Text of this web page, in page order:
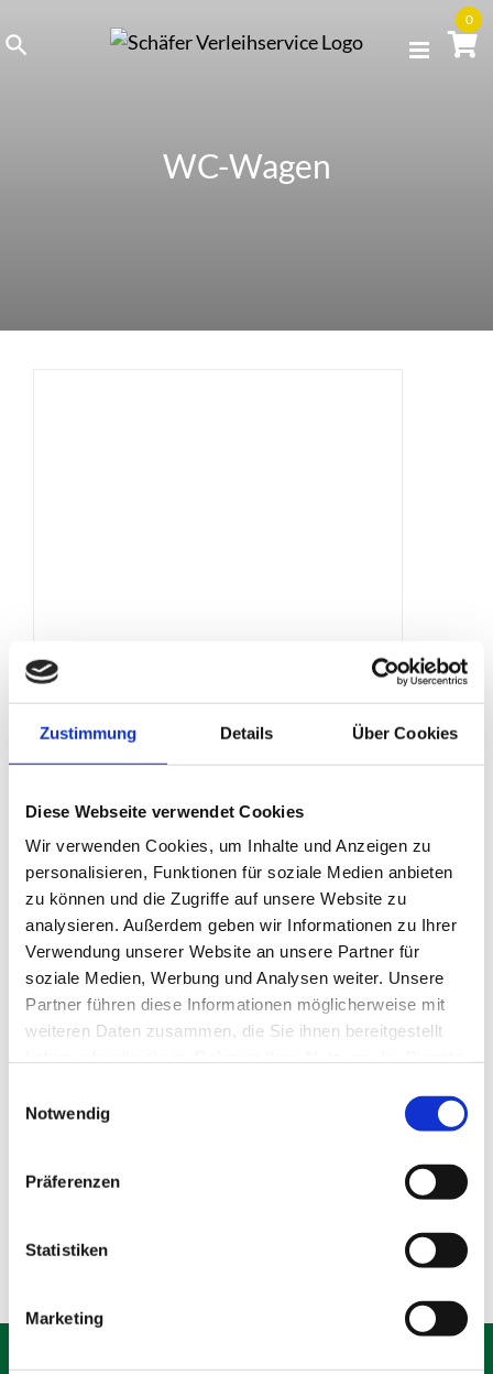
Zustimmung Details Über Cookies
Diese Webseite verwendet Cookies
Wir verwenden Cookies, um Inhalte und Anzeigen zu
personalisieren, Funktionen für soziale Medien anbieten
zu können und die Zugriffe auf unsere Website zu
analysieren. Außerdem geben wir Informationen zu Ihrer
Verwendung unserer Website an unsere Partner für
soziale Medien, Werbung und Analysen weiter. Unsere
Partner führen diese Informationen möglicherweise mit
weiteren Daten zusammen, die Sie ihnen bereitgestellt
Notwendig
Präferenzen
Statistiken
Marketing
to
WC-Wagen
0
WC-Container
Produktdetails
WC-Wagen
Produktdetails